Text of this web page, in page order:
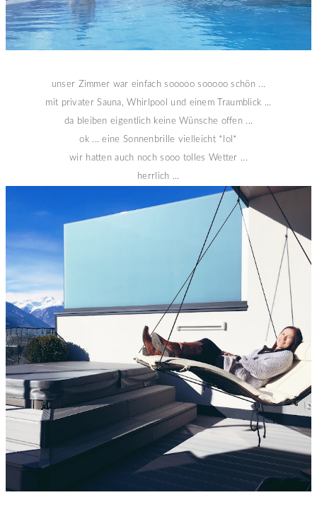
unser Zimmer war einfach sooooo sooooo schön ...
mit privater Sauna, Whirlpool und einem Traumblick ...
da bleiben eigentlich keine Wünsche offen ...
ok ... eine Sonnenbrille vielleicht *lol*
wir hatten auch noch sooo tolles Wetter ...
herrlich ...